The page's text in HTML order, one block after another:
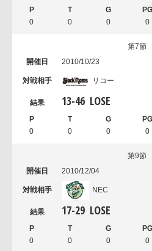
0 0 0 0
第7節
2010/10/23
リコー
13-46 LOSE
0 0 0 0
第9節
2010/12/04
NEC
17-29 LOSE
0 0 0 0